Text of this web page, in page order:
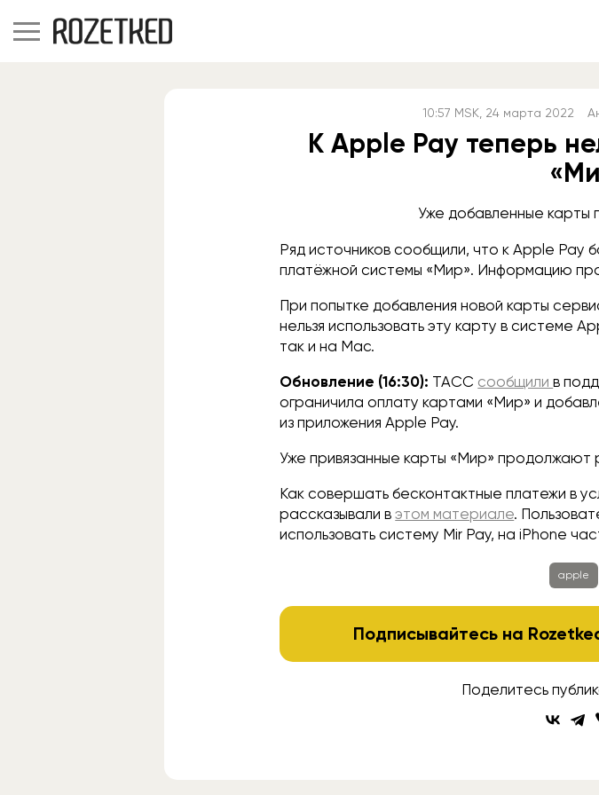
10:57 MSK , 24 марта 2022
К Apple Pay теперь
Уже добавленные
Ряд источников сообщили, что к Apple Pay
платёжной системы «Мир». Информацию
При попытке добавления новой карты
нельзя использовать эту карту в системе
так и на Mac.
Обновление (16:30): ТАСС сообщилив
ограничила оплату картами «Мир» и
из приложения Apple Pay.
Уже привязанные карты «Мир» продолжают
Как совершать бесконтактные платежи в
рассказывали вэтом материале.
использовать систему Mir Pay, на iPhone
apple
Подписывайтесь на
Поделитесь